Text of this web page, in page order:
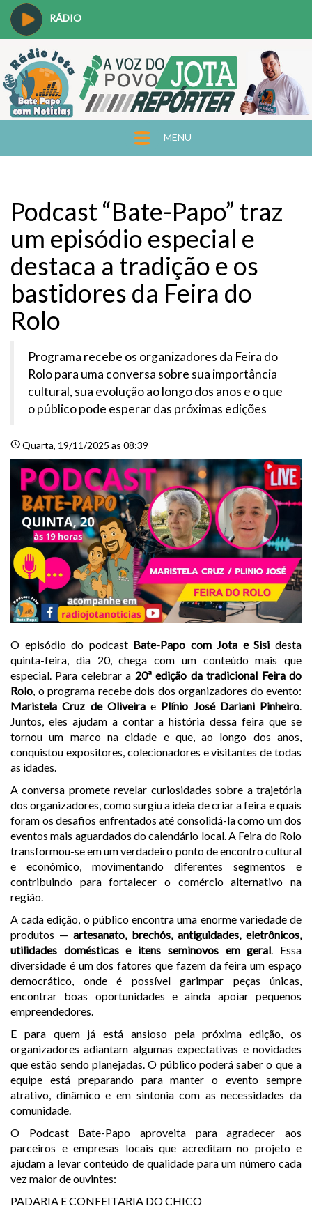
RÁDIO
MENU
Podcast “Bate-Papo” traz
um episódio especial e
destaca a tradição e os
bastidores da Feira do
Rolo
Programa recebe os organizadores da Feira do
Rolo para uma conversa sobre sua importância
cultural, sua evolução ao longo dos anos e o que
o público pode esperar das próximas edições
scheduleQuarta, 19/11/2025 as 08:39
O episódio do podcast Bate-Papo com Jota e Sisi desta
quinta-feira, dia 20, chega com um conteúdo mais que
especial. Para celebrar a 20ª edição da tradicional Feira do
Rolo , o programa recebe dois dos organizadores do evento:
Maristela Cruz de Oliveirae Plínio José Dariani Pinheiro
Juntos, eles ajudam a contar a história dessa feira que se
tornou um marco na cidade e que, ao longo dos anos,
conquistou expositores, colecionadores e visitantes de todas
as idades.
A conversa promete revelar curiosidades sobre a trajetória
dos organizadores, como surgiu a ideia de criar a feira e quais
foram os desafios enfrentados até consolidá-la como um dos
eventos mais aguardados do calendário local. A Feira do Rolo
transformou-se em um verdadeiro ponto de encontro cultural
e econômico, movimentando diferentes segmentos e
contribuindo para fortalecer o comércio alternativo na
região.
A cada edição, o público encontra uma enorme variedade de
produtos — artesanato, brechós, antiguidades, eletrônicos,
utilidades domésticas e itens seminovos em geral . Essa
diversidade é um dos fatores que fazem da feira um espaço
democrático, onde é possível garimpar peças únicas,
encontrar boas oportunidades e ainda apoiar pequenos
empreendedores.
E para quem já está ansioso pela próxima edição, os
organizadores adiantam algumas expectativas e novidades
que estão sendo planejadas. O público poderá saber o que a
equipe está preparando para manter o evento sempre
atrativo, dinâmico e em sintonia com as necessidades da
comunidade.
O Podcast Bate-Papo aproveita para agradecer aos
parceiros e empresas locais que acreditam no projeto e
ajudam a levar conteúdo de qualidade para um número cada
vez maior de ouvintes:
PADARIA E CONFEITARIA DO CHICO